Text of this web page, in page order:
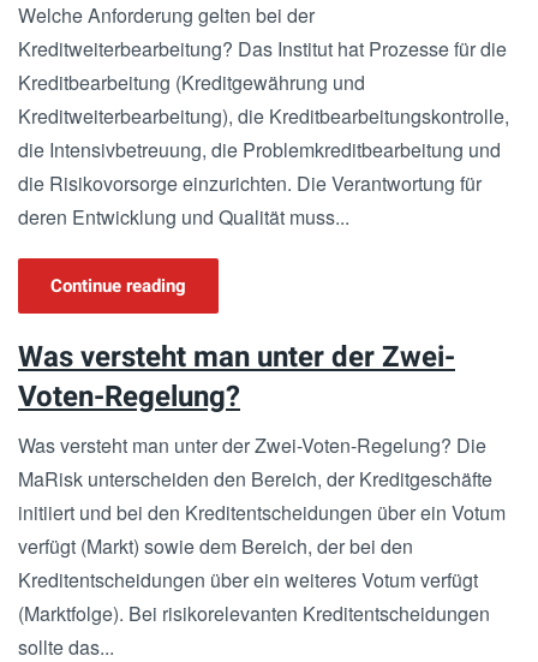
Welche Anforderung gelten bei der
Kreditweiterbearbeitung? Das Institut hat Prozesse für die
Kreditbearbeitung (Kreditgewährung und
Kreditweiterbearbeitung), die Kreditbearbeitungskontrolle,
die Intensivbetreuung, die Problemkreditbearbeitung und
die Risikovorsorge einzurichten. Die Verantwortung für
deren Entwicklung und Qualität muss...
Continue reading
Was versteht man unter der Zwei-
Voten-Regelung?
Was versteht man unter der Zwei-Voten-Regelung? Die
MaRisk unterscheiden den Bereich, der Kreditgeschäfte
initiiert und bei den Kreditentscheidungen über ein Votum
verfügt (Markt) sowie dem Bereich, der bei den
Kreditentscheidungen über ein weiteres Votum verfügt
(Marktfolge). Bei risikorelevanten Kreditentscheidungen
sollte das...